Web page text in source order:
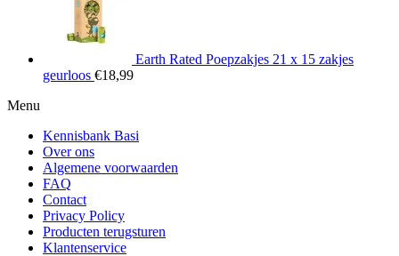
Earth Rated Poepzakjes 21 x 15 zakjes
geurloos €18,99
Menu
Kennisbank Basi
Over ons
Algemene voorwaarden
FAQ
Contact
Privacy Policy
Producten terugsturen
Klantenservice